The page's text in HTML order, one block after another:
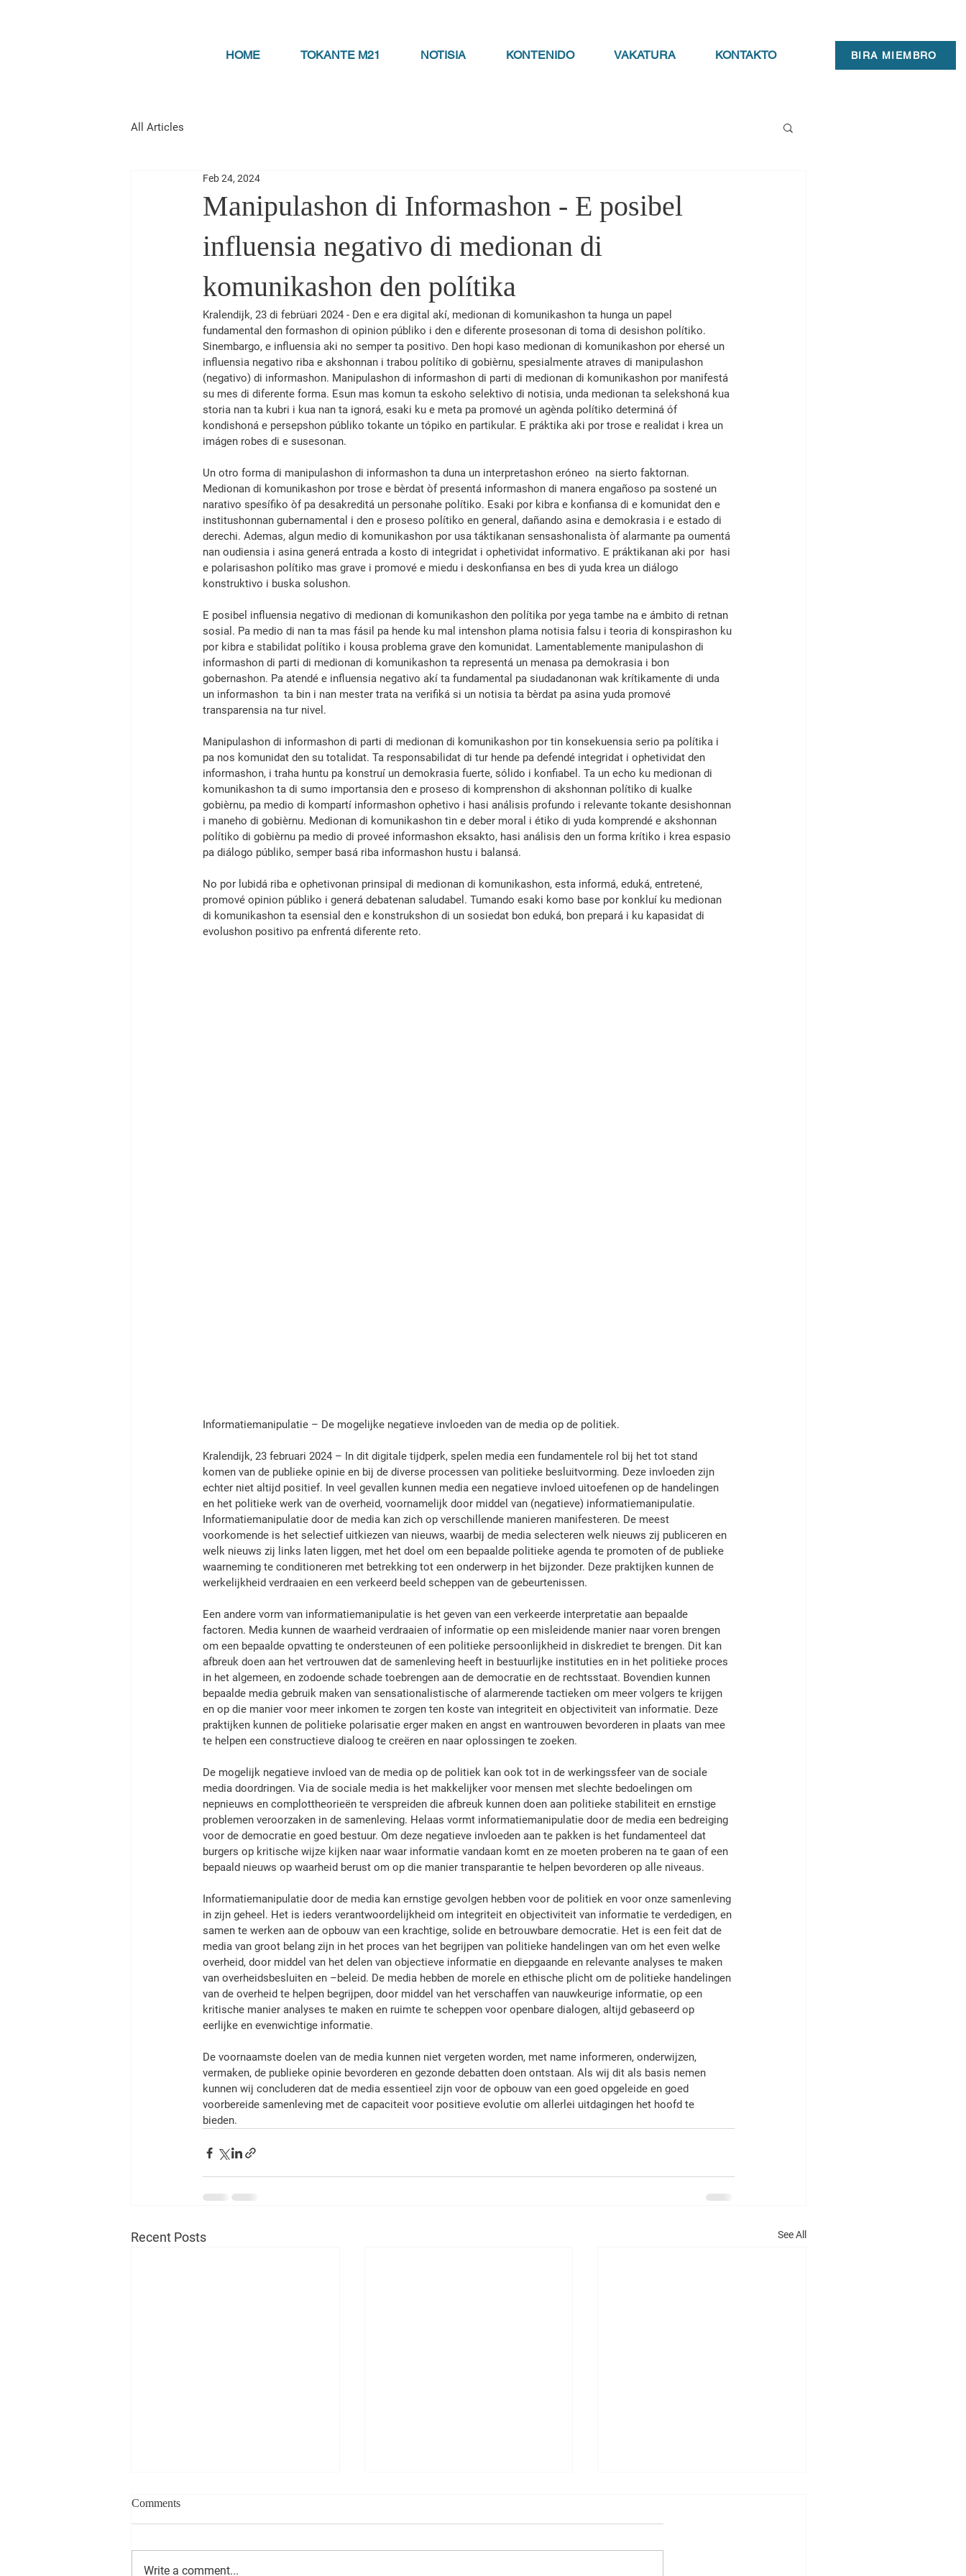
HOME TOKANTE M21 NOTISIA KONTENIDO VAKATURA KONTAKTO BIRA MIEMBRO
All Articles
Manipulashon di Informashon - E posibel
influensia negativo di medionan di
komunikashon den polítika
Feb 24, 2024
Kralendijk, 23 di febrüari 2024 - Den e era digital akí, medionan di komunikashon ta hunga un papel
fundamental den formashon di opinion públiko i den e diferente prosesonan di toma di desi­sho­n polítiko.
Sinembargo, e influensia aki no semper ta positivo. Den hopi kaso medionan di komunikashon por ehersé un
influensia negativo riba e akshonnan i trabou polítiko di gobièrnu, spesialmente atraves di mani­pu­la­shon
(negativo) di informashon. Manipulashon di informashon di parti di medionan di komunikashon por manifestá
su mes di diferente forma. Esun mas komun ta eskoho selektivo di notisia, unda medionan ta selekshoná kua
storia nan ta kubri i kua nan ta ignorá, esaki ku e meta pa promové un agènda polítiko determiná óf
kondishoná e persepshon públiko tokante un tópiko en partikular. E práktika aki por trose e realidat i krea un
imágen robes di e susesonan.
Un otro forma di manipulashon di informashon ta duna un interpretashon eróneo  na sierto faktornan.
Medionan di komunikashon por trose e bèrdat òf presentá informashon di manera engañoso pa sostené un
narativo spesífiko òf pa desakreditá un personahe polítiko. Esaki por kibra e konfiansa di e komunidat den e
institushonnan gubernamental i den e proseso polítiko en general, dañando asina e demokrasia i e estado di
derechi. Ademas, algun medio di komunikashon por usa táktikanan sensashonalista òf alarmante pa oumentá
nan oudiensia i asina generá entrada a kosto di integridat i ophetividat informativo. E práktikanan aki por  hasi
e polarisashon polítiko mas grave i promové e miedu i deskonfiansa en bes di yuda krea un diálogo
konstruktivo i buska solushon.
E posibel influensia negativo di medionan di komunikashon den polítika por yega tambe na e ámbito di retnan
sosial. Pa medio di nan ta mas fásil pa hende ku mal intenshon plama notisia falsu i teoria di konspirashon ku
por kibra e stabilidat polítiko i kousa problema grave den komunidat. Lamentablemente manipulashon di
informashon di parti di medionan di komu­nika­shon ta representá un menasa pa demokrasia i bon
gobernashon. Pa atendé e influensia negativo akí ta fundamental pa siudadanonan wak krítikamente di unda
un informashon  ta bin i nan mester trata na verifiká si un notisia ta bèrdat pa asina yuda promové
transparensia na tur nivel.
Manipulashon di informashon di parti di medionan di komunikashon por tin konse­kuen­sia serio pa polítika i
pa nos komunidat den su totalidat. Ta responsabilidat di tur hende pa defendé integridat i ophetividat den
informashon, i traha huntu pa konstruí un demokrasia fuerte, sólido i konfiabel. Ta un echo ku medionan di
komunikashon ta di sumo importansia den e prose­so di komprenshon di akshonnan polítiko di kualke
gobièrnu, pa medio di kompartí informashon ophetivo i hasi análisis profundo i relevante tokante desishonnan
i maneho di gobièrnu. Medionan di komunikashon tin e deber moral i étiko di yuda komprendé e akshonnan
polítiko di gobièrnu pa medio di proveé informashon eksakto, hasi análisis den un forma krítiko i krea espasio
pa diálogo públiko, semper basá riba informashon hustu i balansá.
No por lubidá riba e ophetivonan prinsipal di medionan di komunikashon, esta informá, eduká, entretené,
promové opinion públiko i generá debatenan saluda­bel. Tumando esaki komo base por konkluí ku medionan
di komunikashon ta esensial den e konstrukshon di un sosiedat bon eduká, bon prepará i ku kapasidat di
evolushon positivo pa enfrentá diferente reto.
Informatiemanipulatie – De mogelijke negatieve invloeden van de media op de politiek.
Kralendijk, 23 februari 2024 – In dit digitale tijdperk, spelen media een fundamentele rol bij het tot stand
komen van de publieke opinie en bij de diverse processen van politieke besluitvorming. Deze invloeden zijn
echter niet altijd positief. In veel gevallen kunnen media een negatieve invloed uitoefenen op de handelingen
en het politieke werk van de overheid, voornamelijk door middel van (negatieve) informatiemanipulatie.
Informatiemanipulatie door de media kan zich op verschillende manieren manifesteren. De meest
voorkomende is het selectief uitkiezen van nieuws, waarbij de media selecteren welk nieuws zij publiceren en
welk nieuws zij links laten liggen, met het doel om een bepaalde politieke agenda te promoten of de publieke
waarneming te conditioneren met betrekking tot een onderwerp in het bijzonder. Deze praktijken kunnen de
werkelijkheid verdraaien en een verkeerd beeld scheppen van de gebeurtenissen.
Een andere vorm van informatiemanipulatie is het geven van een verkeerde interpretatie aan bepaalde
factoren. Media kunnen de waarheid verdraaien of informatie op een misleidende manier naar voren brengen
om een bepaalde opvatting te ondersteunen of een politieke persoonlijkheid in diskrediet te brengen. Dit kan
afbreuk doen aan het vertrouwen dat de samenleving heeft in bestuurlijke instituties en in het politieke proces
in het algemeen, en zodoende schade toebrengen aan de democratie en de rechtsstaat. Bovendien kunnen
bepaalde media gebruik maken van sensationalistische of alarmerende tactieken om meer volgers te krijgen
en op die manier voor meer inkomen te zorgen ten koste van integriteit en objectiviteit van informatie. Deze
praktijken kunnen de politieke polarisatie erger maken en angst en wantrouwen bevorderen in plaats van mee
te helpen een constructieve dialoog te creëren en naar oplossingen te zoeken.
De mogelijk negatieve invloed van de media op de politiek kan ook tot in de werkingssfeer van de sociale
media doordringen. Via de sociale media is het makkelijker voor mensen met slechte bedoelingen om
nepnieuws en complottheorieën te verspreiden die afbreuk kunnen doen aan politieke stabiliteit en ernstige
problemen veroorzaken in de samenleving. Helaas vormt informatiemanipulatie door de media een bedreiging
voor de democratie en goed bestuur. Om deze negatieve invloeden aan te pakken is het fundamenteel dat
burgers op kritische wijze kijken naar waar informatie vandaan komt en ze moeten proberen na te gaan of een
bepaald nieuws op waarheid berust om op die manier transparantie te helpen bevorderen op alle niveaus.
Informatiemanipulatie door de media kan ernstige gevolgen hebben voor de politiek en voor onze samenleving
in zijn geheel. Het is ieders verantwoordelijkheid om integriteit en objectiviteit van informatie te verdedigen, en
samen te werken aan de opbouw van een krachtige, solide en betrouwbare democratie. Het is een feit dat de
media van groot belang zijn in het proces van het begrijpen van politieke handelingen van om het even welke
overheid, door middel van het delen van objectieve informatie en diepgaande en relevante analyses te maken
van overheidsbesluiten en –beleid. De media hebben de morele en ethische plicht om de politieke handelingen
van de overheid te helpen begrijpen, door middel van het verschaffen van nauwkeurige informatie, op een
kritische manier analyses te maken en ruimte te scheppen voor openbare dialogen, altijd gebaseerd op
eerlijke en evenwichtige informatie.
De voornaamste doelen van de media kunnen niet vergeten worden, met name informeren, onderwijzen,
vermaken, de publieke opinie bevorderen en gezonde debatten doen ontstaan. Als wij dit als basis nemen
kunnen wij concluderen dat de media essentieel zijn voor de opbouw van een goed opgeleide en goed
voorbereide samenleving met de capaciteit voor positieve evolutie om allerlei uitdagingen het hoofd te
bieden.
Recent Posts See All
Comments
Write a comment...